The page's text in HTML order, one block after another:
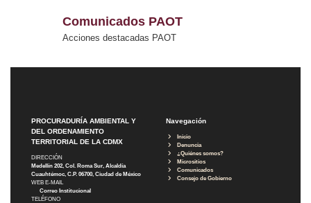
Comunicados PAOT
Acciones destacadas PAOT
PROCURADURÍA AMBIENTAL Y
DEL ORDENAMIENTO
TERRITORIAL DE LA CDMX
DIRECCIÓN
Medellín 202, Col. Roma Sur, Alcaldía
Cuauhtémoc, C.P. 06700, Ciudad de México
WEB E-MAIL
Correo Institucional
TELÉFONO
Navegación
Inicio
Denuncia
¿Quiénes somos?
Micrositios
Comunicados
Consejo de Gobierno